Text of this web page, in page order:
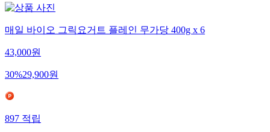
매일 바이오 그릭요거트 플레인 무가당 400g x 6
43,000원
30%29,900원
897 적립